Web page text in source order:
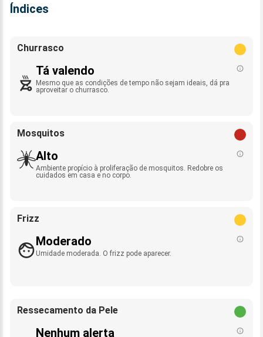
Índices
Churrasco
Tá valendo
Mesmo que as condições de tempo não sejam ideais, dá pra
aproveitar o churrasco.
Mosquitos
Alto
Ambiente propício à proliferação de mosquitos. Redobre os
cuidados em casa e no corpo.
Frizz
Moderado
Umidade moderada. O frizz pode aparecer.
Ressecamento da Pele
Nenhum alerta